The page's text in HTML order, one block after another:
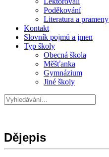
Poděkování
Literatura a prameny
Kontakt
Slovník pojmů a jmen
Typ školy
Obecná škola
Měšťanka
Gymnázium
Jiné školy
Dějepis